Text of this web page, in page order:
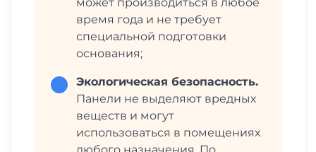
время года и не требует
специальной подготовки
основания;
Экологическая безопасность.
Панели не выделяют вредных
веществ и могут
использоваться в помещениях